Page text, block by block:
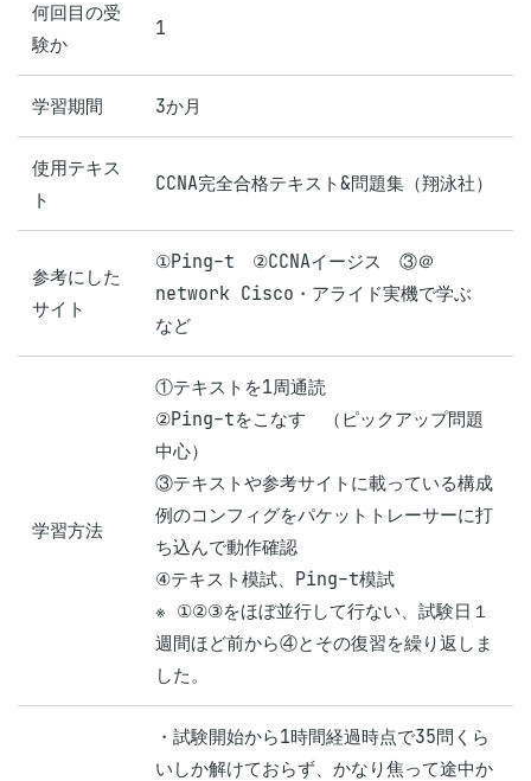
何回目の受
験か
1
学習期間 3か月
使用テキス
ト
CCNA完全合格テキスト&問題集（翔泳社）
参考にした
サイト
①Ping-t　②CCNAイージス　③＠
network Cisco・アライド実機で学ぶ
など
学習方法
①テキストを1周通読
②Ping-tをこなす　（ピックアップ問題
中心）
③テキストや参考サイトに載っている構成
例のコンフィグをパケットトレーサーに打
ち込んで動作確認
④テキスト模試、Ping-t模試
※ ①②③をほぼ並行して行ない、試験日１
週間ほど前から④とその復習を繰り返しま
した。
・試験開始から1時間経過時点で35問くら
いしか解けておらず、かなり焦って途中か